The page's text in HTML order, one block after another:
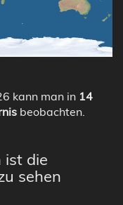
kann man in 14
beobachten.
ist die
sehen